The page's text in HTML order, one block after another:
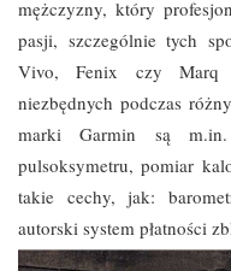
mężczyzny, który
pasji, szczególnie tych
Vivo, Fenix czy Marq
niezbędnych podczas
marki Garmin są
pulsoksymetru, pomiar
takie cechy, jak:
autorski system płatności